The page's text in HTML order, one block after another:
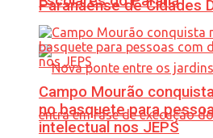
Paranaense de Cidades
Campo Mourão
no basquete para
intelectual nos JEPS